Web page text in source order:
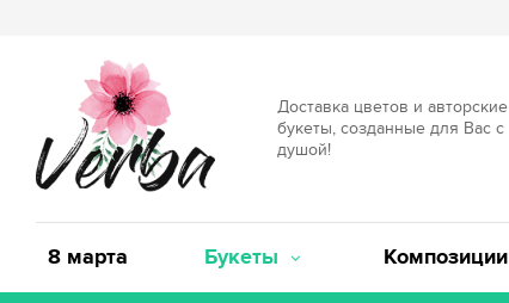
Доставка цветов и авторские
букеты, созданные для Вас с
душой!
8 марта Букеты Композиции